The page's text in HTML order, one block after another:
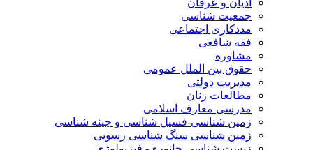
جمعیت شناسی
مددکاری اجتماعی
فقه شافعی
مشاوره
حقوق بین الملل عمومی
مدیریت دولتی
مطالعات زنان
مدرسی معارف اسلامی
زمین شناسی-فسیل شناسی و چینه شناسی
زمین شناسی سنگ شناسی رسوبی